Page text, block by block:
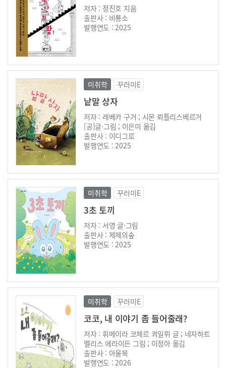
저자 : 정진호 지음
출판사 : 비룡소
발행연도 : 2025
미취학 꾸러미E
낱말 상자
저자 : 레베카 구거 ; 시몬 뢰틀리스베르거
[공]글·그림 ; 이은미 옮김
출판사 : 이디그로
발행연도 : 2025
미취학 꾸러미E
3초 토끼
저자 : 서영 글·그림
출판사 : 제제의숲
발행연도 : 2025
미취학 꾸러미E
코코, 내 이야기 좀 들어줄래?
저자 : 휘메이라 코체르 쾨일뤼 글 ; 네자하트
멜리스 에라이든 그림 ; 이정아 옮김
출판사 : 아울북
발행연도 : 2026